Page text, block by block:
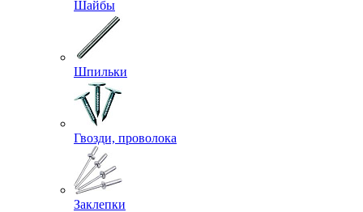
Шайбы
Шпильки
Гвозди, проволока
Заклепки